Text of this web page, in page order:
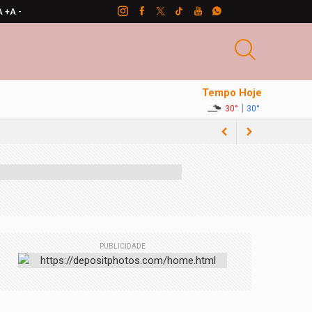
+A -
Tempo Hoje
30° 30°
PUBLICIDADE